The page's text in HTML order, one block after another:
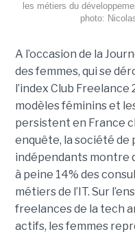
les métiers du
photo:
A l’occasion de la
des femmes, qui se
l’index Club
modèles féminins et
persistent en France
enquête, la société
indépendants montre
à peine 14% des
métiers de l’IT. Sur
freelances de la tech
actifs, les femmes